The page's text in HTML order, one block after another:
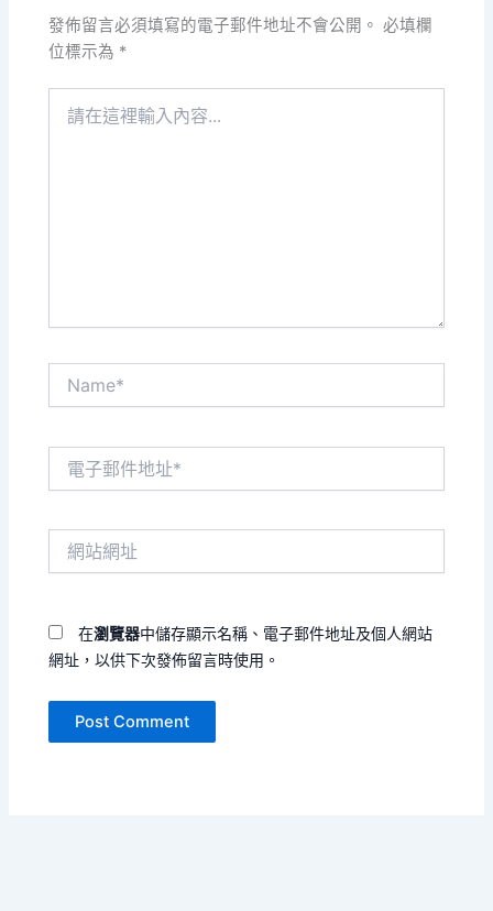
發佈留言必須填寫的電子郵件地址不會公開。 必填欄
位標示為 *
在瀏覽器中儲存顯示名稱、電子郵件地址及個人網站
網址，以供下次發佈留言時使用。